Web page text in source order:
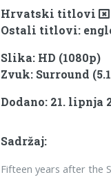
Hrvatski titlovi
Ostali titlovi:
Slika: HD (1080p)
Zvuk: Surround
Dodano: 21. lipnja
Sadržaj:
Fifteen years after the